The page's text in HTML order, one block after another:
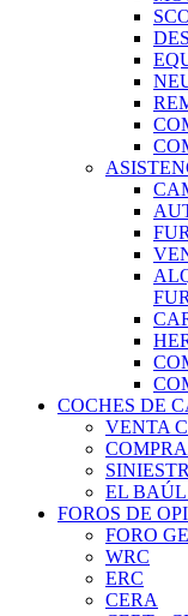
COCHES DE
VENTA
EL BAÚL
FOROS DE
FORO
WRC
ERC
CERA